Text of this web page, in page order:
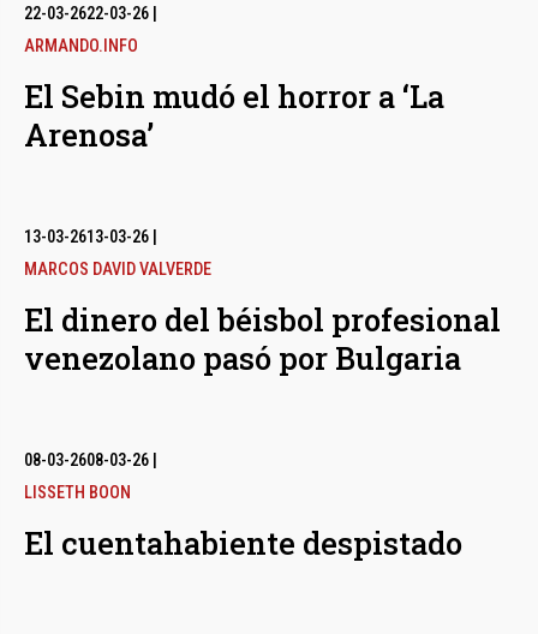
22-03-2622-03-26
ARMANDO.INFO
El Sebin mudó el horror a ‘La
Arenosa’
13-03-2613-03-26
MARCOS DAVID VALVERDE
El dinero del béisbol profesional
venezolano pasó por Bulgaria
08-03-2608-03-26
LISSETH BOON
El cuentahabiente despistado